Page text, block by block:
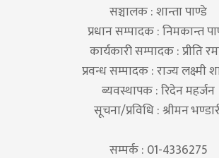
सञ्चालक : शान्ता पाण्डे
प्रधान सम्पादक : निमकान्त
कार्यकारी सम्पादक : प्रीति
प्रवन्ध सम्पादक : राज्य लक्ष्मी
ब्यवस्थापक : रिदेन महर्जन
सूचना/प्रविधि : श्रीमन
सम्पर्क : 01-4336275